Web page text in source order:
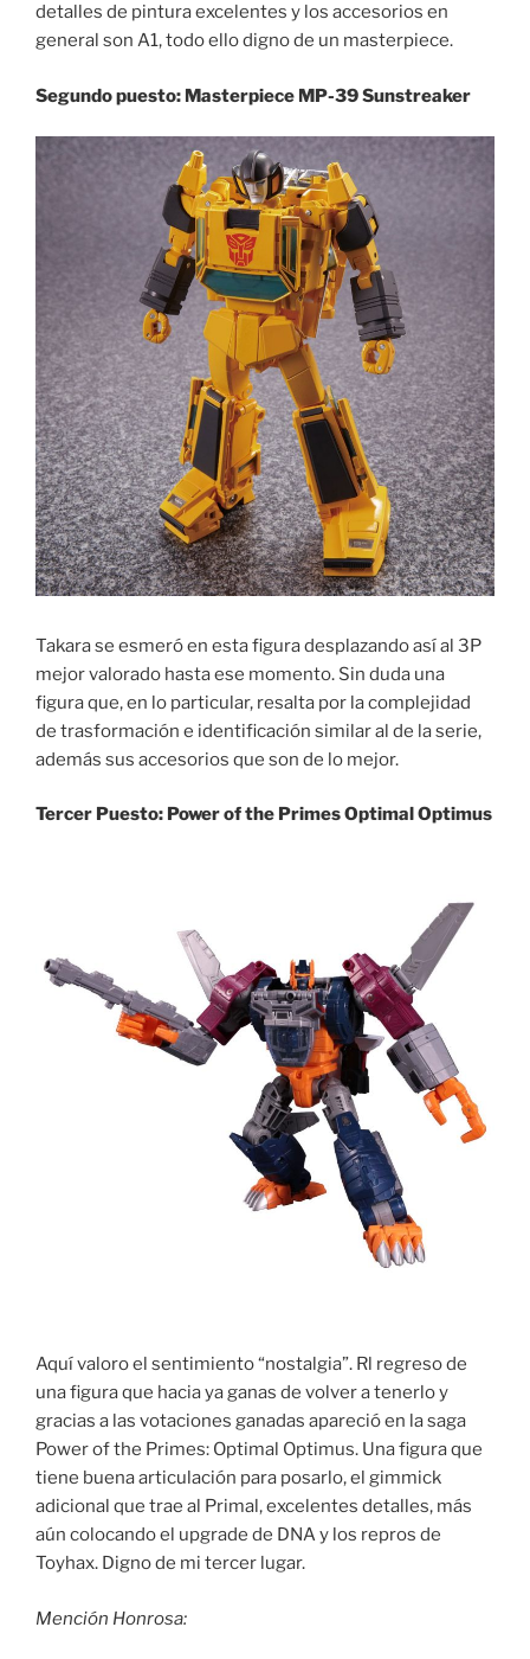
detalles de pintura excelentes y los accesorios en
general son A1, todo ello digno de un masterpiece.
Segundo puesto: Masterpiece MP-39 Sunstreaker
Takara se esmeró en esta figura desplazando así al 3P
mejor valorado hasta ese momento. Sin duda una
figura que, en lo particular, resalta por la complejidad
de trasformación e identificación similar al de la serie,
además sus accesorios que son de lo mejor.
Tercer Puesto: Power of the Primes Optimal Optimus
Aquí valoro el sentimiento “nostalgia”. Rl regreso de
una figura que hacia ya ganas de volver a tenerlo y
gracias a las votaciones ganadas apareció en la saga
Power of the Primes: Optimal Optimus. Una figura que
tiene buena articulación para posarlo, el gimmick
adicional que trae al Primal, excelentes detalles, más
aún colocando el upgrade de DNA y los repros de
Toyhax. Digno de mi tercer lugar.
Mención Honrosa: